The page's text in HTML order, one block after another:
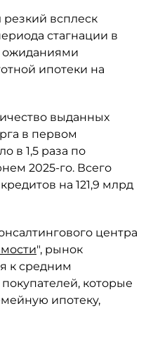
всплеск
стагнации в
ожиданиями
ипотеки на
выданных
в первом
в 1,5 раза по
2025-го. Всего
на 121,9 млрд
центра
", рынок
к средним
которые
ипотеку,